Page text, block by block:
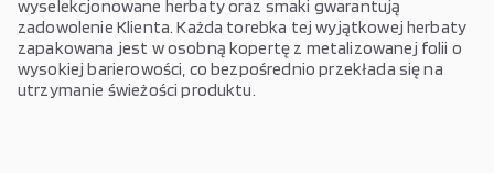
wyselekcjonowane herbaty oraz smaki gwarantują
zadowolenie Klienta. Każda torebka tej wyjątkowej herbaty
zapakowana jest w osobną kopertę z metalizowanej folii o
wysokiej barierowości, co bezpośrednio przekłada się na
utrzymanie świeżości produktu.